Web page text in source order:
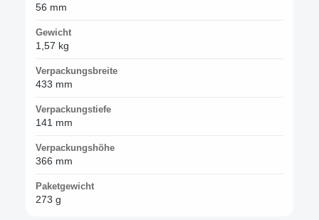
56 mm
Gewicht
1,57 kg
Verpackungsbreite
433 mm
Verpackungstiefe
141 mm
Verpackungshöhe
366 mm
Paketgewicht
273 g